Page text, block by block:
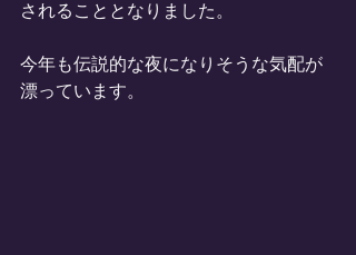
されることとなりました。
今年も伝説的な夜になりそうな気配が
漂っています。